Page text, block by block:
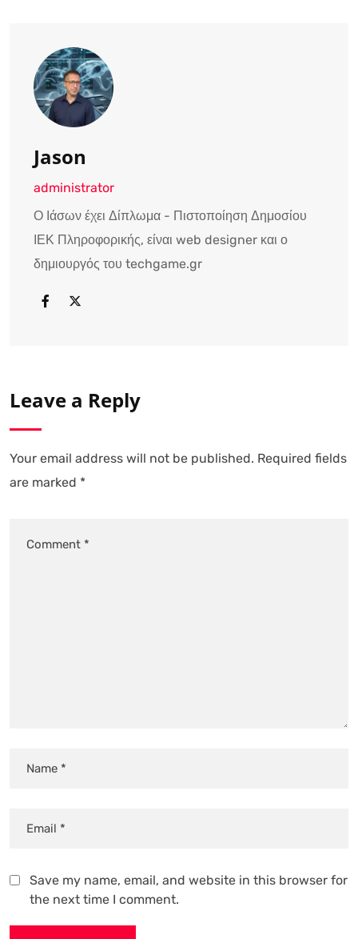
Jason
administrator
Ο Ιάσων έχει Δίπλωμα - Πιστοποίηση Δημοσίου
ΙΕΚ Πληροφορικής, είναι web designer και ο
δημιουργός του techgame.gr
Leave a Reply
Your email address will not be published. Required fields
are marked *
Save my name, email, and website in this browser for
the next time I comment.